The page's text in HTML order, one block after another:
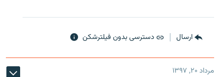
ارسال دسترسی بدون فیلترشکن
مرداد ۲۰, ۱۳۹۷